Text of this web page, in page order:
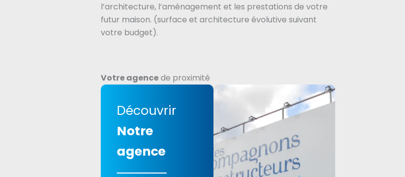
l’architecture, l’aménagement et les prestations de votre
futur maison. (surface et architecture évolutive suivant
votre budget).
Votre agencede proximité
Découvrir
Notre
agence